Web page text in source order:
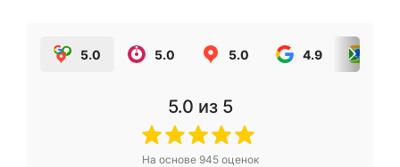
5.0 5.0 5.0 4.9
5.0 из 5
На основе 945оценок